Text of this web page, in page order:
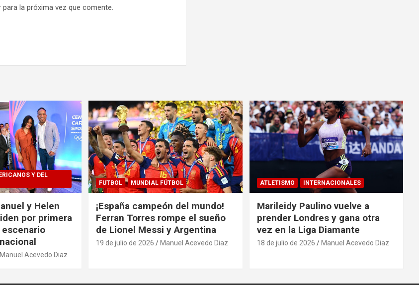
la próxima vez que comente.
Y DEL
y Helen
por primera
Manuel Acevedo Diaz
FUTBOL MUNDIAL FÚTBOL
¡España campeón del mundo!
Ferran Torres rompe el sueño
de Lionel Messi y Argentina
19 de julio de 2026 Manuel Acevedo Diaz
ATLETISMO INTERNACIONALES
Marileidy Paulino vuelve a
prender Londres y gana otra
vez en la Liga Diamante
18 de julio de 2026 Manuel Acevedo Diaz